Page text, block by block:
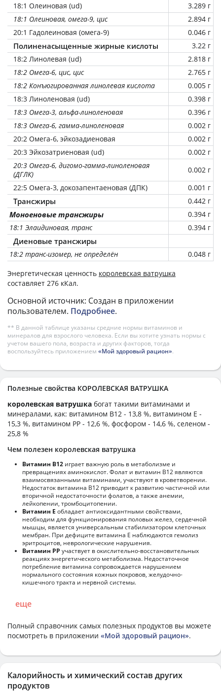
18:1 Олеиновая (ud)
3.289 г
18:1 Олеиновая, омега-9, цис
2.894 г
20:1 Гадолеиновая (омега-9)
0.046 г
Полиненасыщенные жирные кислоты
3.22 г
18:2 Линолевая (ud)
2.818 г
18:2 Омега-6, цис, цис
2.765 г
18:2 Конъюгированная линолевая кислота
0.005 г
18:3 Линоленовая (ud)
0.398 г
18:3 Омега-3, альфа-линоленовая
0.396 г
18:3 Омега-6, гамма-линоленовая
0.002 г
20:2 Омега-6, эйкозадиеновая
0.002 г
20:3 Эйкозатриеновая (ud)
0.002 г
20:3 Омега-6, дигомо-гамма-линоленовая
(ДГЛК)
0.002 г
22:5 Омега-3, докозапентаеновая (ДПК)
0.001 г
Трансжиры 0.442 г
Моноеновые трансжиры
0.394 г
18:1 Элаидиновая, транс
0.394 г
Диеновые трансжиры
18:2 транс-изомер, не определён 0.048 г
Энергетическая ценность королевская ватрушка
составляет 276 кКал.
Основной источник: Создан в приложении
пользователем. Подробнее.
** В данной таблице указаны средние нормы витаминов и
минералов для взрослого человека. Если вы хотите узнать нормы с
учетом вашего пола, возраста и других факторов, тогда
воспользуйтесь приложением «Мой здоровый рацион».
Полезные свойства КОРОЛЕВСКАЯ ВАТРУШКА
королевская ватрушка богат такими витаминами и
минералами, как: витамином B12 - 13,8 %, витамином E -
15,3 %, витамином PP - 12,6 %, фосфором - 14,6 %, селеном -
25,8 %
Чем полезен королевская ватрушка
Витамин В12 играет важную роль в метаболизме и
превращениях аминокислот. Фолат и витамин В12 являются
взаимосвязанными витаминами, участвуют в кроветворении.
Недостаток витамина В12 приводит к развитию частичной или
вторичной недостаточности фолатов, а также анемии,
лейкопении, тромбоцитопении.
Витамин Е обладает антиоксидантными свойствами,
необходим для функционирования половых желез, сердечной
мышцы, является универсальным стабилизатором клеточных
мембран. При дефиците витамина Е наблюдаются гемолиз
эритроцитов, неврологические нарушения.
Витамин РР участвует в окислительно-восстановительных
реакциях энергетического метаболизма. Недостаточное
потребление витамина сопровождается нарушением
нормального состояния кожных покровов, желудочно-
кишечного тракта и нервной системы.
еще
Полный справочник самых полезных продуктов вы можете
посмотреть в приложении «Мой здоровый рацион».
Калорийность и химический состав других
продуктов